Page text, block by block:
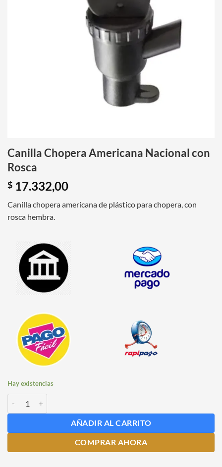
Canilla Chopera Americana Nacional con
Rosca
$ 17.332,00
Canilla chopera americana de plástico para chopera, con
rosca hembra.
Hay existencias
AÑADIR AL CARRITO
COMPRAR AHORA